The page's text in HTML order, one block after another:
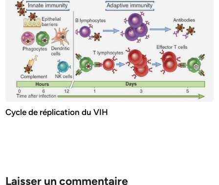
Cycle de réplication du VIH
Laisser un commentaire